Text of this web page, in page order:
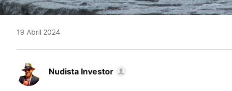
19 Abril 2024
Nudista Investor